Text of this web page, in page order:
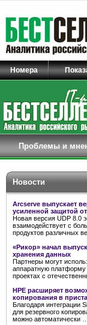
Номера
Проблемы и
Новости
Arcserve выпускает
усиленной защитой
Новая версия UDP 8.0
взаимодействует с
продуктов различных
«Рикор» начал
хранения данных
Партнеры могут
аппаратную платформу
проектах с
HPE расширяет
копирования в
Благодаря интеграции
для резервного
можно автоматически …